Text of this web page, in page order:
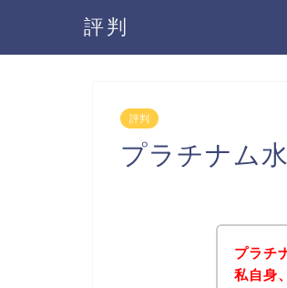
評判
評判
プラチナム
プラチ
私自身